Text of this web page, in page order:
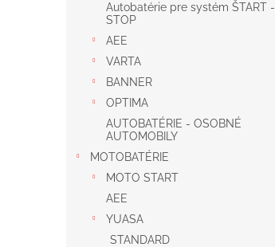
Autobatérie pre systém ŠTART -
STOP
AEE
VARTA
BANNER
OPTIMA
AUTOBATÉRIE - OSOBNÉ
AUTOMOBILY
MOTOBATÉRIE
MOTO START
AEE
YUASA
STANDARD